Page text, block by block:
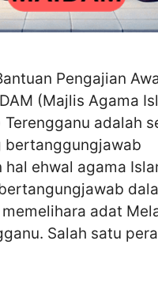
Pengajian
(Majlis Agama
adalah
bertanggungjawab
hal ehwal agama
adat
Salah satu